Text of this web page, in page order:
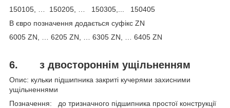
150105, … 150205, … 150305,... 150405
В євро позначення додається суфікс ZN
6005 ZN, … 6205 ZN, … 6305 ZN, … 6405 ZN
6. з двостороннім ущільненням
Опис: кульки підшипника закриті кучерями захисними
ущільненнями
Позначення: до тризначного підшипника простої конструкції